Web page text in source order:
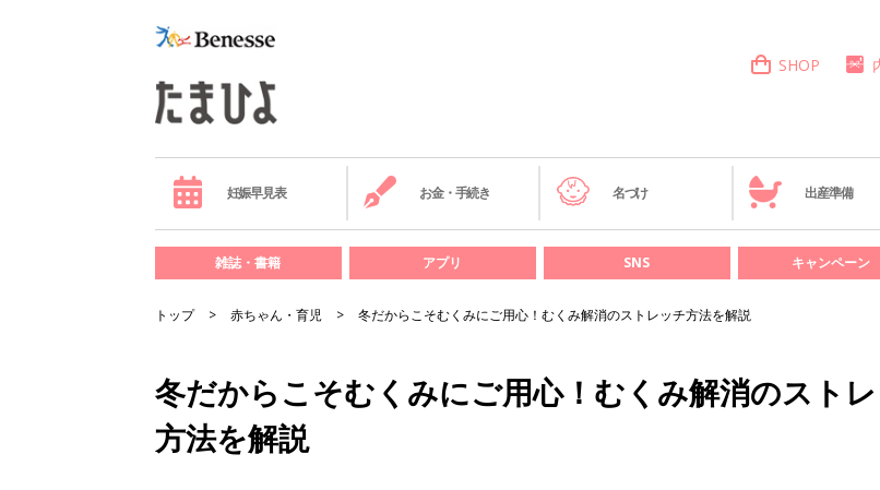
SHOP
妊娠早見表 お金・手続き 名づけ 出産準備
雑誌・書籍 アプリ SNS キャンペーン
トップ 赤ちゃん・育児 冬だからこそむくみにご用心！むくみ解消のストレッチ方法を解説
冬だからこそむくみにご用心！むくみ解消のスト
方法を解説